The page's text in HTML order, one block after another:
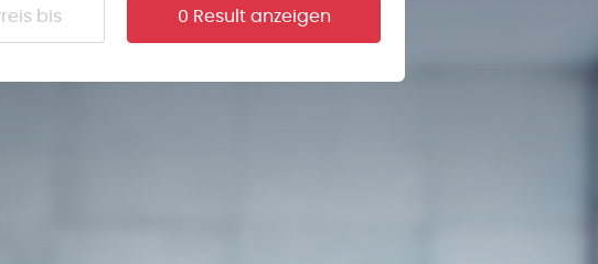
0 Result anzeigen